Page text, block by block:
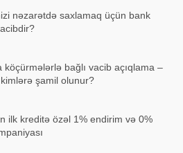
nəzarətdə saxlamaq üçün bank
köçürmələrlə bağlı vacib açıqlama –
şamil olunur?
ilk kreditə özəl 1% endirim və 0%